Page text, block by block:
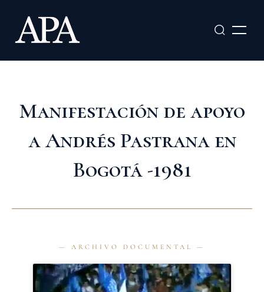
contenido
Manifestación de apoyo
a Andrés Pastrana en
Bogotá -1981